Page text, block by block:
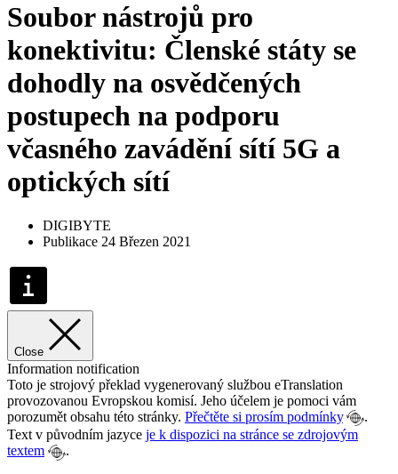
Soubor nástrojů pro
konektivitu: Členské státy se
dohodly na osvědčených
postupech na podporu
včasného zavádění sítí 5G a
optických sítí
DIGIBYTE
Publikace 24 Březen 2021
Close
Information notification
Toto je strojový překlad vygenerovaný službou eTranslation
provozovanou Evropskou komisí. Jeho účelem je pomoci vám
porozumět obsahu této stránky. Přečtěte si prosím podmínky
.
Text v původním jazyce je k dispozici na stránce se zdrojovým
textem
.